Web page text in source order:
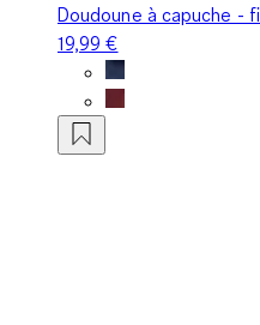
Doudoune à capuche -
19,99 €